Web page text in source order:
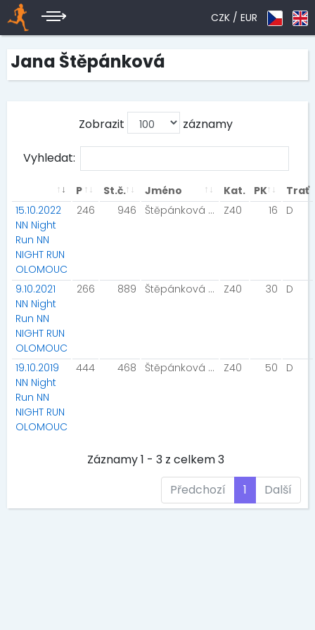
CZK / EUR
Jana Štěpánková
Zobrazit záznamy
Vyhledat:
P St.č. Jméno Kat. PK
Trať
15.10.2022
NN Night
Run NN
NIGHT RUN
OLOMOUC
246 946 Štěpánková Jana Z40 16 D
9.10.2021
NN Night
Run NN
NIGHT RUN
OLOMOUC
266 889 Štěpánková Jana Z40 30 D
19.10.2019
NN Night
Run NN
NIGHT RUN
OLOMOUC
444 468 Štěpánková Jana Z40 50 D
Záznamy 1 - 3 z celkem 3
Předchozí
1 Další